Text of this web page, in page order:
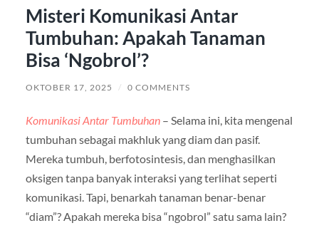
Misteri Komunikasi Antar
Tumbuhan: Apakah Tanaman
Bisa ‘Ngobrol’?
OKTOBER 17, 2025 / 0 COMMENTS
Komunikasi Antar Tumbuhan– Selama ini, kita mengenal
tumbuhan sebagai makhluk yang diam dan pasif.
Mereka tumbuh, berfotosintesis, dan menghasilkan
oksigen tanpa banyak interaksi yang terlihat seperti
komunikasi. Tapi, benarkah tanaman benar-benar
“diam”? Apakah mereka bisa “ngobrol” satu sama lain?